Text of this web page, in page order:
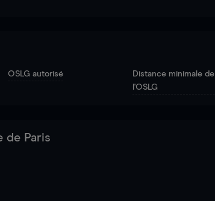
OSLG autorisé
Distance minimale de
l'OSLG
de Paris